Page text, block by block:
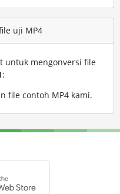
uji MP4
untuk mengonversi file
:
file contoh MP4 kami.